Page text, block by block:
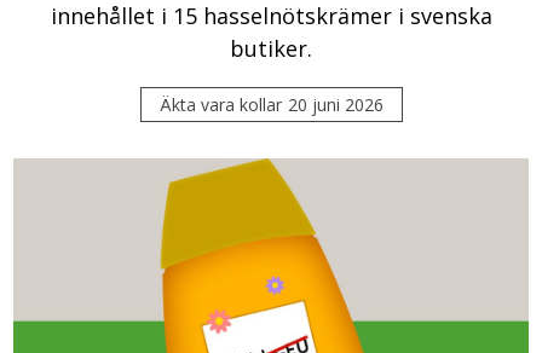
innehållet i 15 hasselnötskrämer i svenska
butiker.
Äkta vara kollar 20 juni 2026